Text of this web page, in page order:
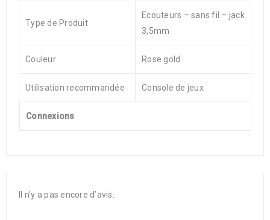
Type de Produit
Ecouteurs – sans fil – jack
3,5mm
Couleur Rose gold
Utilisation recommandée Console de jeux
Connexions
Il n’y a pas encore d’avis.